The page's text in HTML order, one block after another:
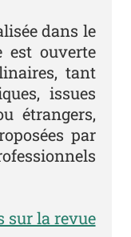
dans le
est ouverte
tant
issues
étrangers,
par
sur la revue